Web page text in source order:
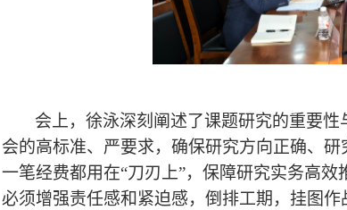
会上，徐泳深刻阐述了课题研究的重要
会的高标准、严要求，确保研究方向正确、
一笔经费都用在“刀刃上”，保障研究实务高
必须增强责任感和紧迫感，倒排工期，挂图作